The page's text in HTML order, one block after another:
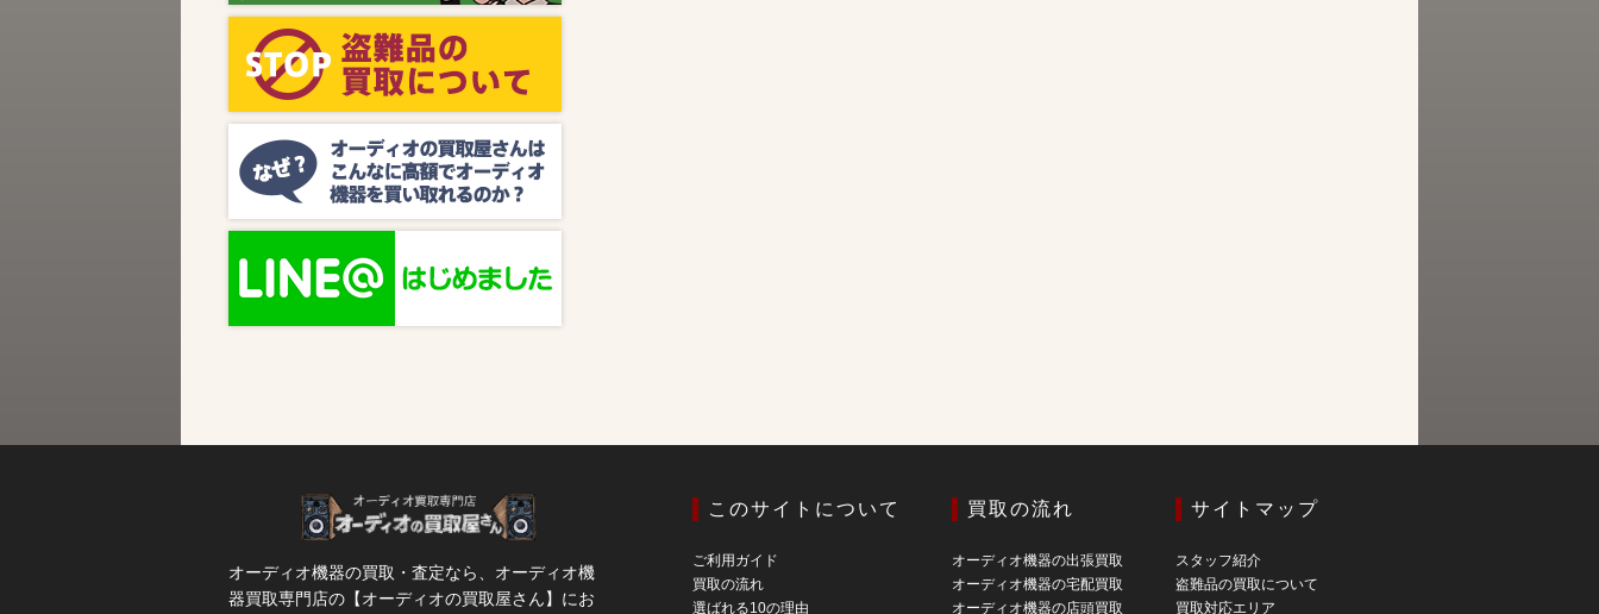
2024/10/04新着情報
【ラジオ番組放送のお知らせ】
この度、全国コミュニティFM番組配信サー
ビス『MUSIC BIRD』様より、ラジオ番組
『オーディオの買取屋さん presents ジャズ
SPタイム』が放送されます。 かつての人気
番組が ...
オーディオ機器の買取・査定なら、オーディオ機
器買取専門店の【オーディオの買取屋さん】にお
このサイトについて
ご利用ガイド
買取の流れ
選ばれる10の理由
買取の流れ
オーディオ機器の出張買取
オーディオ機器の宅配買取
オーディオ機器の店頭買取
サイトマップ
スタッフ紹介
盗難品の買取について
買取対応エリア